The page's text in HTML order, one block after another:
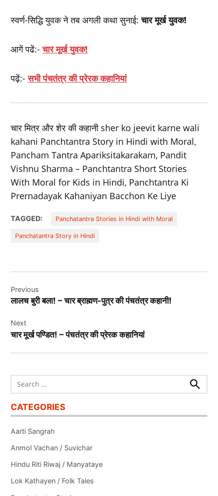
स्वर्ण-सिद्धि युवक ने तब अगली कथा सुनाई:चार मूर्ख युवक!
आगें पढें:-चार मूर्ख युवक!
पढ़ें:-सभी पंचतंत्र की प्रेरक कहानियां
चार मित्र और शेर की कहानी sher ko jeevit karne wali
kahani Panchtantra Story in Hindi with Moral,
Pancham Tantra Apariksitakarakam, Pandit
Vishnu Sharma – Panchtantra Short Stories
With Moral for Kids in Hindi, Panchtantra Ki
Prernadayak Kahaniyan Bacchon Ke Liye
TAGGED: Panchatantra Stories in Hindi with Moral
Panchatantra Story in Hindi
navigation
Previous
लालच बुरी बला! – चार ब्राह्मण-पुत्र की पंचतंत्र कहानी!
Next
चार मूर्ख पण्डित! – पंचतंत्र की प्रेरक कहानियां
Search
for:
Search
CATEGORIES
Aarti Sangrah
Anmol Vachan / Suvichar
Hindu Riti Riwaj / Manyataye
Lok Kathayen / Folk Tales